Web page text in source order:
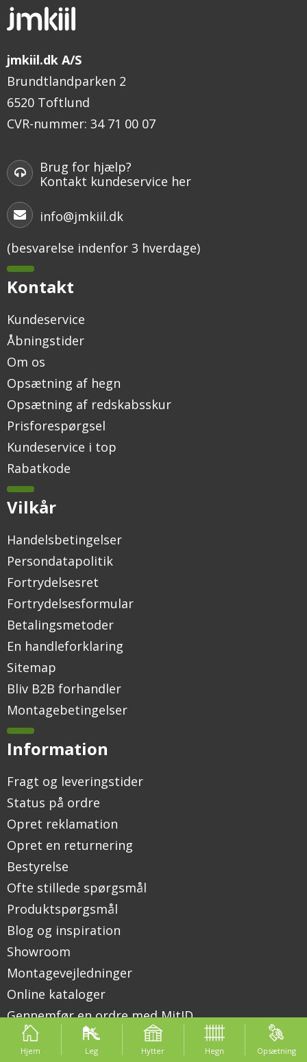
jmkiil.dk A/S
Brundtlandparken 2
6520 Toftlund
CVR-nummer: 34 71 00 07
Brug for hjælp?
Kontakt kundeservice her
info@jmkiil.dk
(besvarelse indenfor 3 hverdage)
Kontakt
Kundeservice
Åbningstider
Om os
Opsætning af hegn
Opsætning af redskabsskur
Prisforespørgsel
Kundeservice i top
Rabatkode
Vilkår
Handelsbetingelser
Persondatapolitik
Fortrydelsesret
Fortrydelsesformular
Betalingsmetoder
En handleforklaring
Sitemap
Bliv B2B forhandler
Montagebetingelser
Information
Fragt og leveringstider
Status på ordre
Opret reklamation
Opret en returnering
Bestyrelse
Ofte stillede spørgsmål
Produktspørgsmål
Blog og inspiration
Showroom
Montagevejledninger
Online kataloger
Gennemfør en ordre med MitID
CSR
Kvalitetsklasser
Hjem Leg Hytter Hegn Opsætning